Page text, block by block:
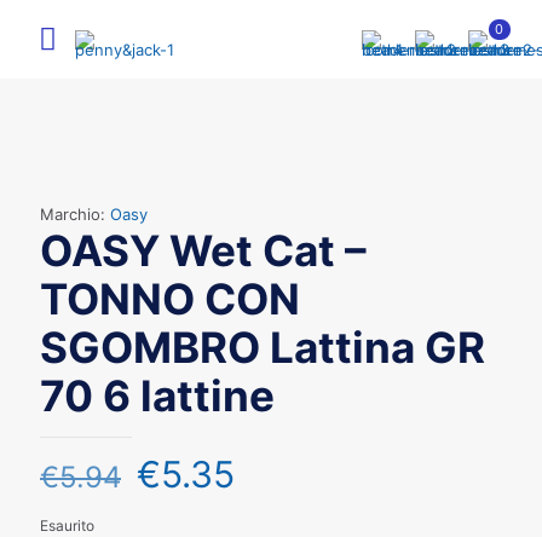
0
Marchio: Oasy
OASY Wet Cat –
TONNO CON
SGOMBRO Lattina GR
70 6 lattine
€5.94 €5.35
Esaurito